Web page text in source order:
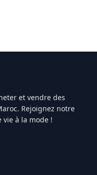
et vendre des
Rejoignez notre
à la mode !